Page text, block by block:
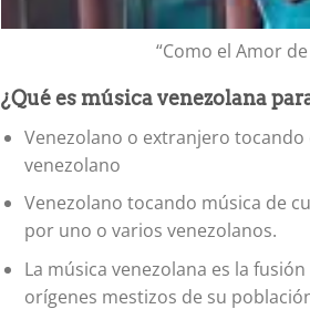
“Como el Amor
¿Qué es música venezolana
Venezolano o extranjero
venezolano
Venezolano tocando música de
por uno o varios venezolanos.
La música venezolana es la
orígenes mestizos de su